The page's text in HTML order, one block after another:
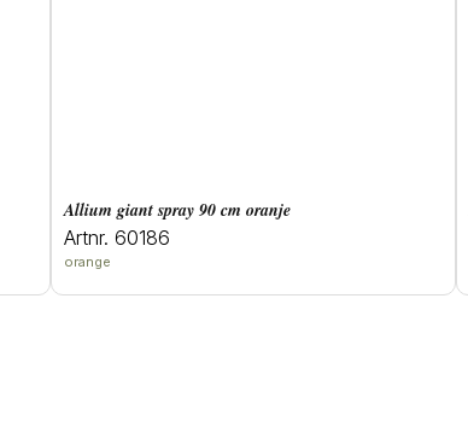
allium giant spray 90 cm oranje
Artnr. 60186
orange